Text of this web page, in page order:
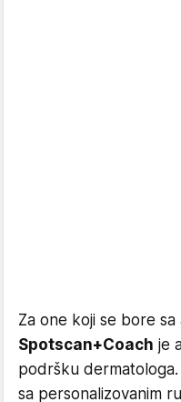
Za one koji se bore sa
Spotscan+Coach je
podršku
sa personalizovanim